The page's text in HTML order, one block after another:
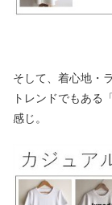
そして、着心地・
トレンドでもある
感じ。